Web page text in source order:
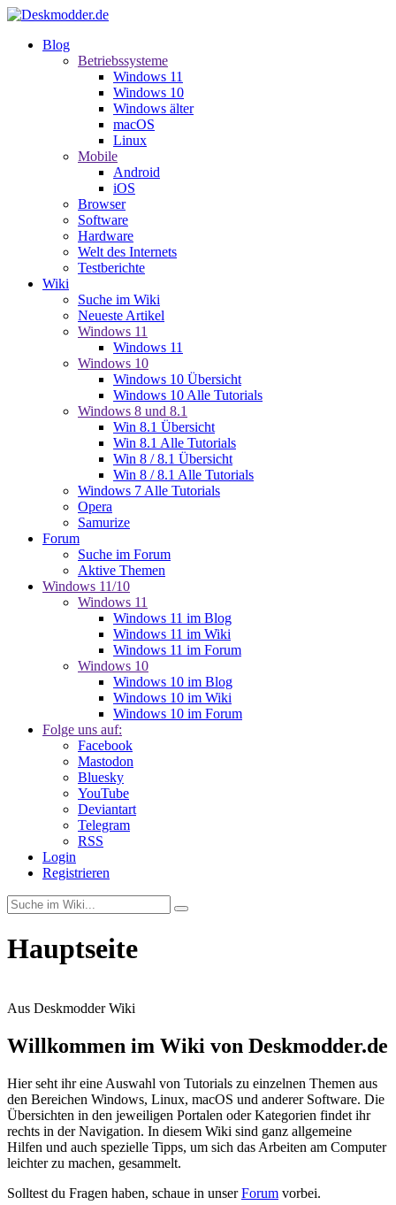
Blog
Betriebssysteme
Windows 11
Windows 10
Windows älter
macOS
Linux
Mobile
Android
iOS
Browser
Software
Hardware
Welt des Internets
Testberichte
Wiki
Suche im Wiki
Neueste Artikel
Windows 11
Windows 11
Windows 10
Windows 10 Übersicht
Windows 10 Alle Tutorials
Windows 8 und 8.1
Win 8.1 Übersicht
Win 8.1 Alle Tutorials
Win 8 / 8.1 Übersicht
Win 8 / 8.1 Alle Tutorials
Windows 7 Alle Tutorials
Opera
Samurize
Forum
Suche im Forum
Aktive Themen
Windows 11/10
Windows 11
Windows 11 im Blog
Windows 11 im Wiki
Windows 11 im Forum
Windows 10
Windows 10 im Blog
Windows 10 im Wiki
Windows 10 im Forum
Folge uns auf:
Facebook
Mastodon
Bluesky
YouTube
Deviantart
Telegram
RSS
Login
Registrieren
Hauptseite
Aus Deskmodder Wiki
Willkommen im Wiki von Deskmodder.de
Hier seht ihr eine Auswahl von Tutorials zu einzelnen Themen aus
den Bereichen Windows, Linux, macOS und anderer Software. Die
Übersichten in den jeweiligen Portalen oder Kategorien findet ihr
rechts in der Navigation. In diesem Wiki sind ganz allgemeine
Hilfen und auch spezielle Tipps, um sich das Arbeiten am Computer
leichter zu machen, gesammelt.
Solltest du Fragen haben, schaue in unserForum vorbei.